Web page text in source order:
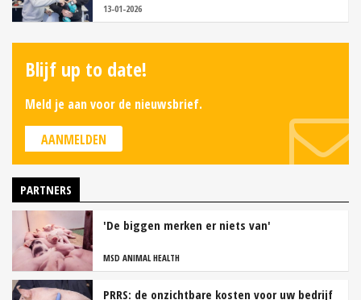
13-01-2026
Blijf up to date!
Meld je aan voor de nieuwsbrief.
AANMELDEN
PARTNERS
'De biggen merken er niets van'
MSD ANIMAL HEALTH
PRRS: de onzichtbare kosten voor uw bedrijf